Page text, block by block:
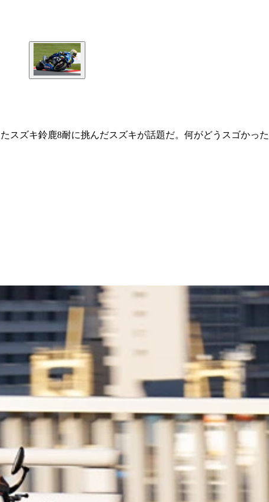
いているのがわかる
を披露したスズキ
スズキ鈴鹿8耐に挑んだスズキが話題だ。何がどうスゴかった